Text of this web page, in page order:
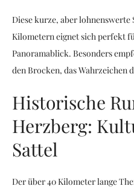
Diese kurze, aber
Kilometern eignet sich perfekt
Panoramablick. Besonders
den Brocken, das Wahrzeichen
Historische
Herzberg:
Sattel
Der über 40 Kilometer lange